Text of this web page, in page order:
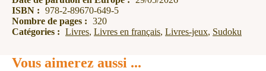
ISBN : 978-2-89670-649-5
Nombre de pages : 320
Catégories : Livres, Livres en français, Livres-jeux, Sudoku
Vous aimerez aussi ...